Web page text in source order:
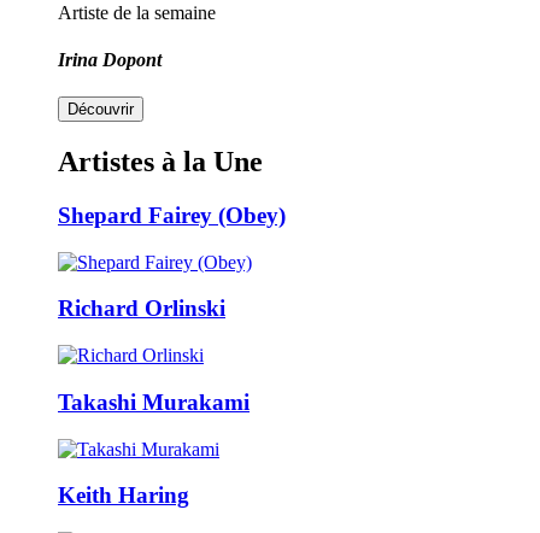
Artiste de la semaine
Irina Dopont
Découvrir
Artistes à la Une
Shepard Fairey (Obey)
Richard Orlinski
Takashi Murakami
Keith Haring